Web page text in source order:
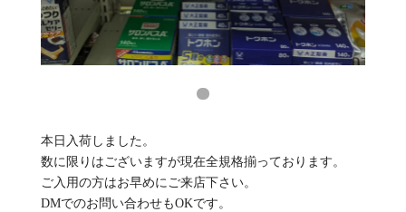
⁡本日入荷しました。⁡
⁡数に限りはございますが現在全規格揃っております。⁡
⁡ご入用の方はお早めにご来店下さい。⁡
⁡DMでのお問い合わせもOKです。⁡